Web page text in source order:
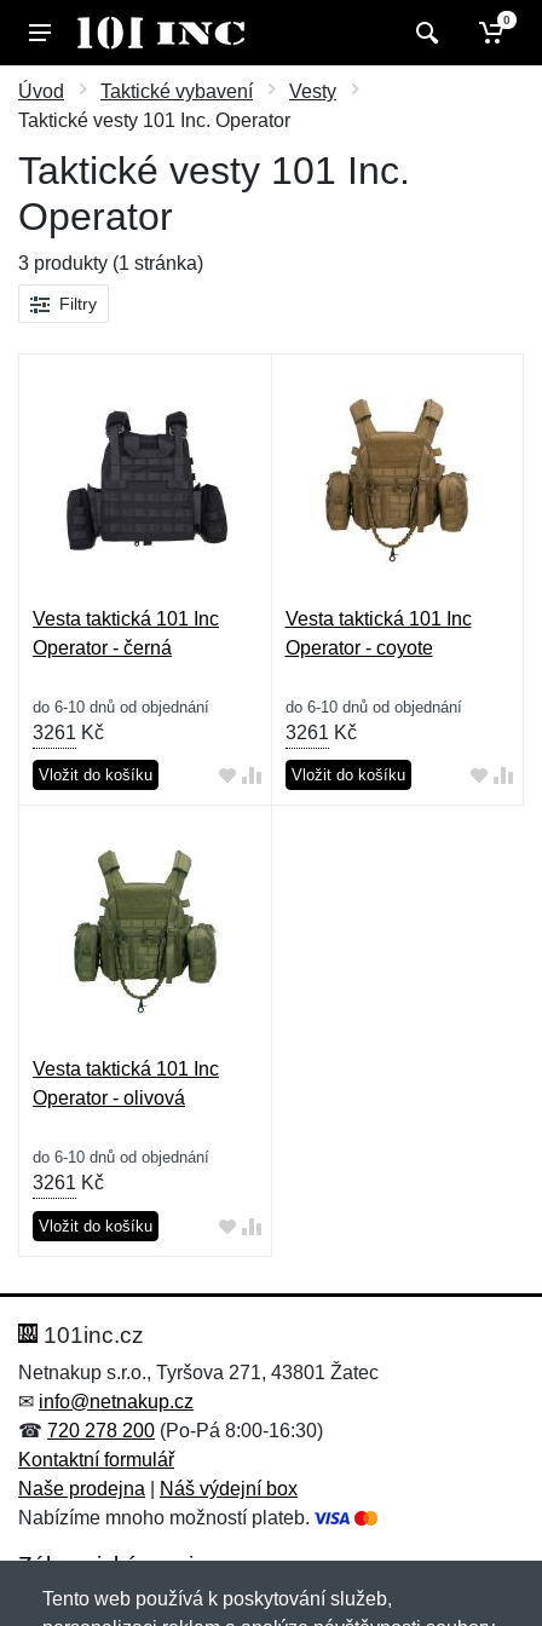
0
Úvod Taktické vybavení
Vesty
Taktické vesty 101 Inc. Operator
Taktické vesty 101 Inc.
Operator
3 produkty (1 stránka)
Filtry
Vesta taktická 101 Inc
Operator - černá
do 6-10 dnů od objednání
3261 Kč
Vložit do košíku
Vesta taktická 101 Inc
Operator - coyote
do 6-10 dnů od objednání
3261 Kč
Vložit do košíku
Vesta taktická 101 Inc
Operator - olivová
do 6-10 dnů od objednání
3261 Kč
Vložit do košíku
101inc.cz
Netnakup s.r.o., Tyršova 271, 43801 Žatec
✉ info@netnakup.cz
☎ 720 278 200 (Po-Pá 8:00-16:30)
Kontaktní formulář
Naše prodejna
Náš výdejní box
Nabízíme mnoho možností plateb.
Zákaznický servis
Novinky emailem
Tento web používá k poskytování služeb,